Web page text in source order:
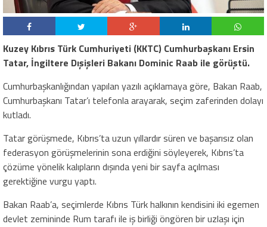
Kuzey Kıbrıs Türk Cumhuriyeti (KKTC) Cumhurbaşkanı Ersin
Tatar, İngiltere Dışişleri Bakanı Dominic Raab ile görüştü.
Cumhurbaşkanlığından yapılan yazılı açıklamaya göre, Bakan Raab,
Cumhurbaşkanı Tatar’ı telefonla arayarak, seçim zaferinden dolayı
kutladı.
Tatar görüşmede, Kıbrıs’ta uzun yıllardır süren ve başarısız olan
federasyon görüşmelerinin sona erdiğini söyleyerek, Kıbrıs’ta
çözüme yönelik kalıpların dışında yeni bir sayfa açılması
gerektiğine vurgu yaptı.
Bakan Raab’a, seçimlerde Kıbrıs Türk halkının kendisini iki egemen
devlet zemininde Rum tarafı ile iş birliği öngören bir uzlaşı için